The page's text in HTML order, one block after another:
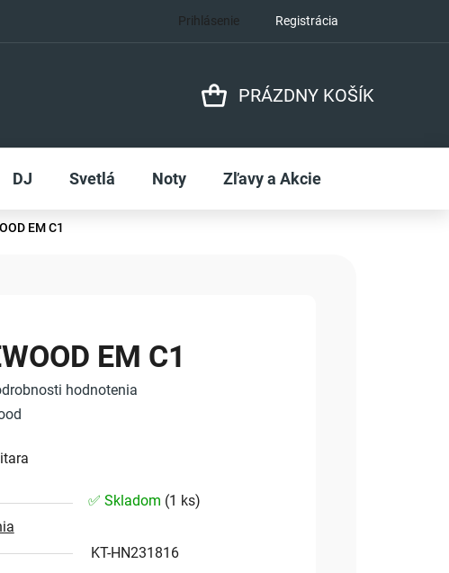
Prihlásenie Registrácia
PRÁZDNY KOŠÍK
DJ Svetlá Noty Zľavy a Akcie
EM C1
EM C1
hodnotenia
✅ Skladom (1 ks)
KT-HN231816